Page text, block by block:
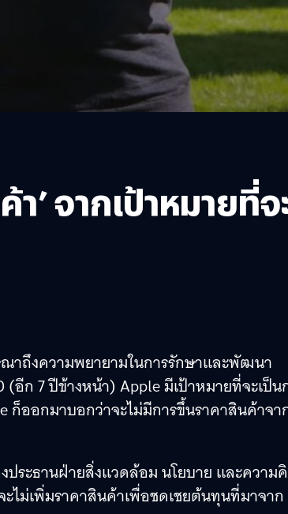
า’ จากเป้าหมาย
าถึงความพยายามในการรักษาและพัฒนา
ก 7 ปีข้างหน้า) Apple มีเป้าหมายที่จะเป็น
ออกมาบอกว่าจะไม่มีการขึ้นราคาสินค้าจา
ระธานฝ่ายสิ่งแวดล้อม นโยบาย และความ
ะไม่เพิ่มราคาสินค้าเพื่อชดเชยต้นทุนที่มาจาก